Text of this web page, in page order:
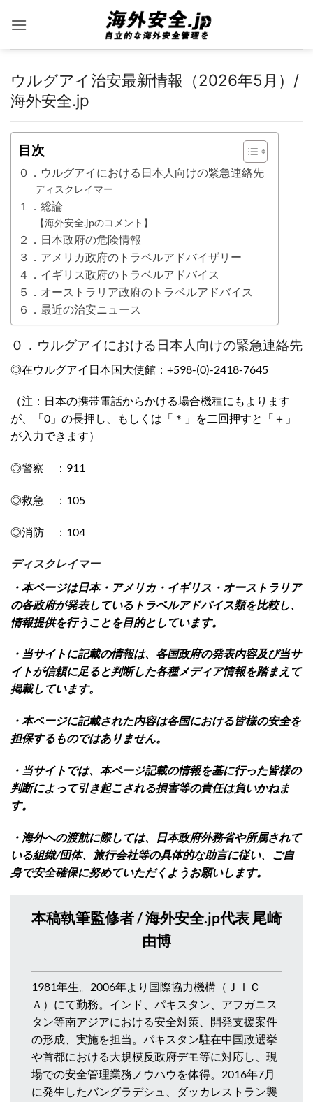
ウルグアイ治安最新情報（2026年5月）/
海外安全.jp
目次
０．ウルグアイにおける日本人向けの緊急連絡先
ディスクレイマー
１．総論
【海外安全.jpのコメント】
２．日本政府の危険情報
３．アメリカ政府のトラベルアドバイザリー
４．イギリス政府のトラベルアドバイス
５．オーストラリア政府のトラベルアドバイス
６．最近の治安ニュース
０．ウルグアイにおける日本人向けの緊急連絡先
◎在ウルグアイ日本国大使館：+598-(0)-2418-7645
（注：日本の携帯電話からかける場合機種にもよります
が、「0」の長押し、もしくは「＊」を二回押すと「＋」
が入力できます）
◎警察 ：911
◎救急 ：105
◎消防 ：104
ディスクレイマー
・本ページは日本・アメリカ・イギリス・オーストラリア
の各政府が発表しているトラベルアドバイス類を比較し、
情報提供を行うことを目的としています。
・当サイトに記載の情報は、各国政府の発表内容及び当サ
イトが信頼に足ると判断した各種メディア情報を踏まえて
掲載しています。
・本ページに記載された内容は各国における皆様の安全を
担保するものではありません。
・当サイトでは、本ページ記載の情報を基に行った皆様の
判断によって引き起こされる損害等の責任は負いかねま
す。
・海外への渡航に際しては、日本政府外務省や所属されて
いる組織/団体、旅行会社等の具体的な助言に従い、ご自
身で安全確保に努めていただくようお願いします。
本稿執筆監修者 / 海外安全.jp代表 尾崎
由博
1981年生。2006年より国際協力機構（ＪＩＣ
Ａ）にて勤務。インド、パキスタン、アフガニス
タン等南アジアにおける安全対策、開発支援案件
の形成、実施を担当。パキスタン駐在中国政選挙
や首都における大規模反政府デモ等に対応し、現
場での安全管理業務ノウハウを体得。2016年7月
に発生したバングラデシュ、ダッカレストラン襲